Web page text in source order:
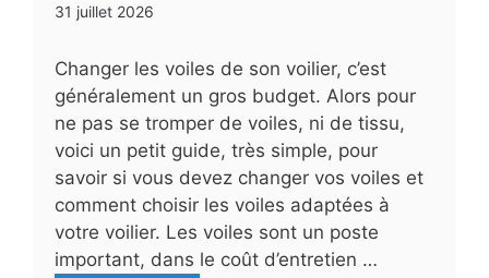
31 juillet 2026
Changer les voiles de son voilier, c’est
généralement un gros budget. Alors pour
ne pas se tromper de voiles, ni de tissu,
voici un petit guide, très simple, pour
savoir si vous devez changer vos voiles et
comment choisir les voiles adaptées à
votre voilier. Les voiles sont un poste
important, dans le coût d’entretien …